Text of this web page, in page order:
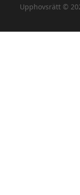
Upphovsrätt ©